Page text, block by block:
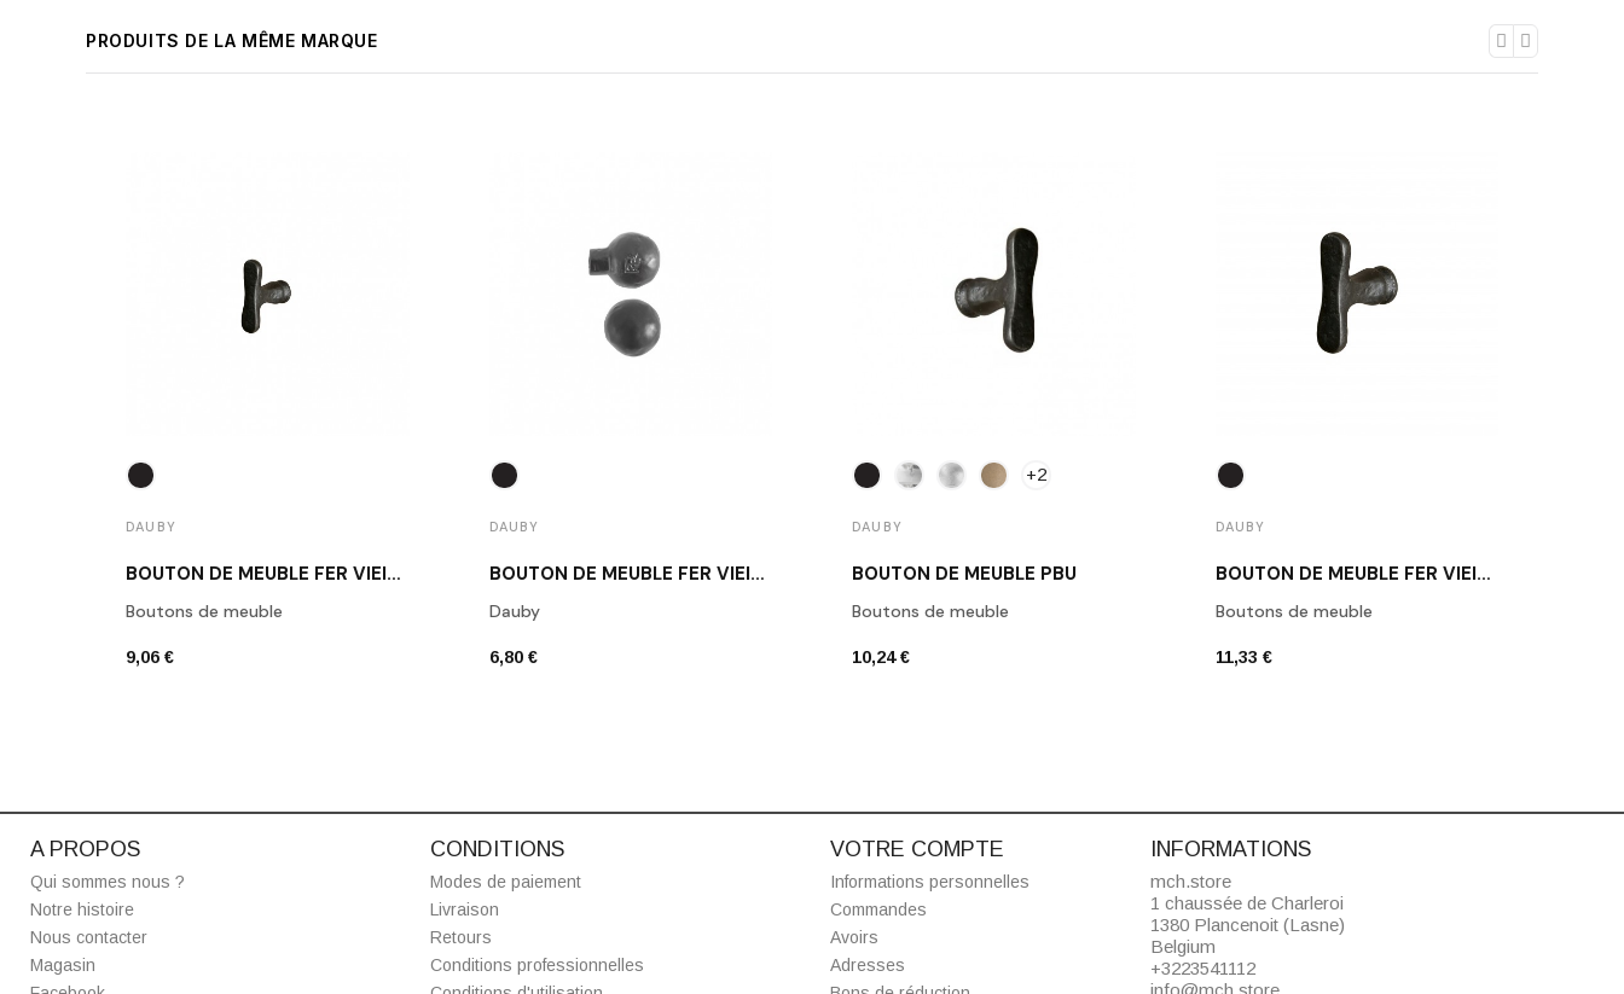
PRODUITS DE LA MÊME MARQUE
DAUBY
BOUTON DE MEUBLE FER VIEILLI DAUBY PBU 37 VO
Boutons de meuble
9,06 €
DAUBY
BOUTON DE MEUBLE FER VIEILLI DAUBY PT 20 VO
Dauby
6,80 €
+2
DAUBY
BOUTON DE MEUBLE PBU
Boutons de meuble
10,24 €
DAUBY
BOUTON DE MEUBLE FER VIEILLI DAUBY PBU45 VO
Boutons de meuble
11,33 €
A PROPOS
Qui sommes nous ?
Notre histoire
Nous contacter
Magasin
CONDITIONS
Modes de paiement
Livraison
Retours
Conditions professionnelles
VOTRE COMPTE
Informations personnelles
Commandes
Avoirs
Adresses
INFORMATIONS
mch.store
1 chaussée de Charleroi
1380 Plancenoit (Lasne)
Belgium
+3223541112
info@mch.store